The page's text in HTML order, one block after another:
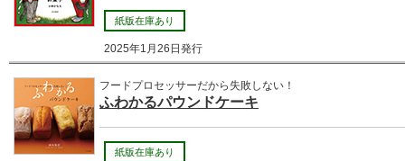
紙版在庫あり
2025年1月26日発行
フードプロセッサーだから失敗しない！
ふわかるパウンドケーキ
紙版在庫あり